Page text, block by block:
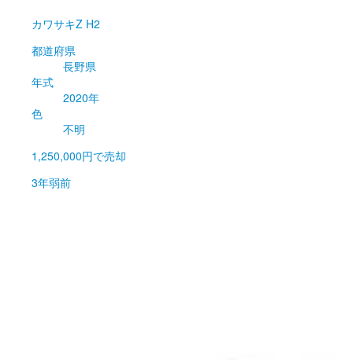
カワサキZ H2
都道府県
長野県
年式
2020年
色
不明
1,250,000円で売却
3年弱前